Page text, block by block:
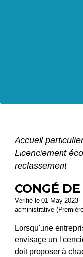
Accueil
Licenciement
reclassement
CONGÉ
Vérifié le 01 May 2023
administrative
Lorsqu'une
envisage un
doit proposer à